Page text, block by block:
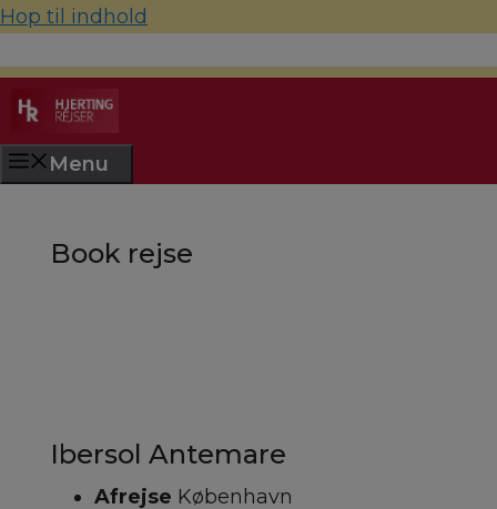
Hop til indhold
Menu
Book rejse
Ibersol Antemare
Afrejse København